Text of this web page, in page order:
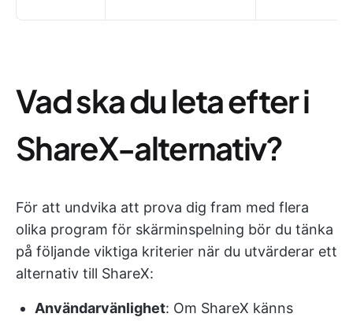
Vad ska du leta efter i
ShareX-alternativ?
För att undvika att prova dig fram med flera
olika program för skärminspelning bör du tänka
på följande viktiga kriterier när du utvärderar ett
alternativ till ShareX:
Användarvänlighet: Om ShareX känns